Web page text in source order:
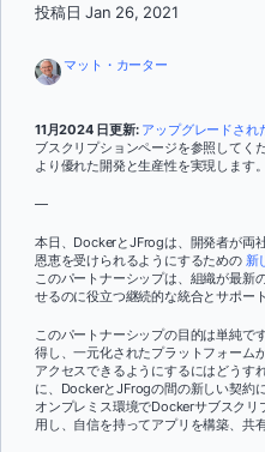
投稿日 Jan 26, 2021
マット・カーター
11月2024 日更新:アップグレードされ
ブスクリプションページを参照してく
より優れた開発と生産性を実現します。
—
本日、DockerとJFrogは、開発者が両
恩恵を受けられるようにするための 新
このパートナーシップは、組織が最新
せるのに役立つ継続的な統合とサポー
このパートナーシップの目的は単純で
得し、一元化されたプラットフォーム
アクセスできるようにするにはどうす
に、DockerとJFrogの間の新しい契約
オンプレミス環境でDockerサブスク
用し、自信を持ってアプリを構築、共